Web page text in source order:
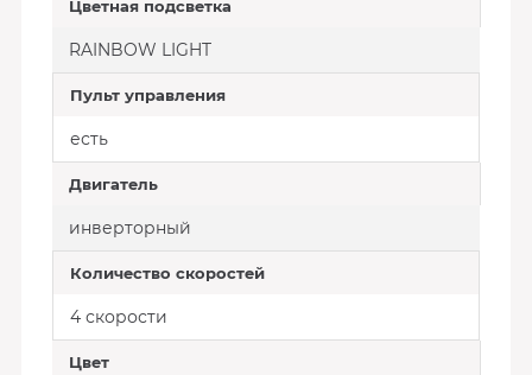
Цветная подсветка
RAINBOW LIGHT
Пульт управления
есть
Двигатель
инверторный
Количество скоростей
4 скорости
Цвет